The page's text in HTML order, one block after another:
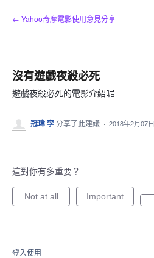
到
← Yahoo奇摩電影使用意見分享
沒有遊戲夜殺必死
遊戲夜殺必死的電影介紹呢
冠瑋 李分享了此建議 · 2018年2月07日
這對你有多重要？
Not at all Important
登入使用